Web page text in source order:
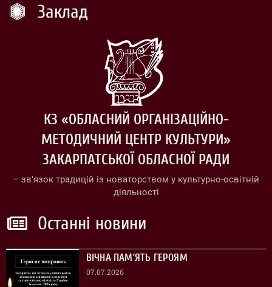
Заклад
КЗ «ОБЛАСНИЙ ОРГАНІЗАЦІЙНО-
МЕТОДИЧНИЙ ЦЕНТР КУЛЬТУРИ»
ЗАКАРПАТСЬКОЇ ОБЛАСНОЇ РАДИ
– зв’язок традицій із новаторством у культурно-освітній
діяльності
Останні новини
ВІЧНА ПАМ’ЯТЬ ГЕРОЯМ
07.07.2026